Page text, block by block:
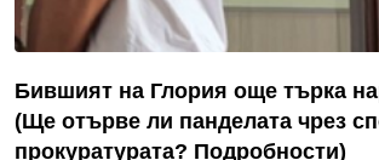
Бившият на Глория още търка
(Ще отърве ли панделата чрез
прокуратурата? Подробности)